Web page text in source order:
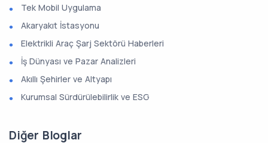
Tek Mobil Uygulama
Akaryakıt İstasyonu
Elektrikli Araç Şarj Sektörü Haberleri
İş Dünyası ve Pazar Analizleri
Akıllı Şehirler ve Altyapı
Kurumsal Sürdürülebilirlik ve ESG
Diğer Bloglar